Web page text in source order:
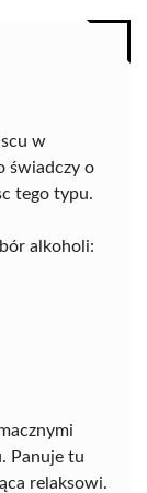
w
świadczy o
tego typu.
alkoholi:
Panuje tu
relaksowi.